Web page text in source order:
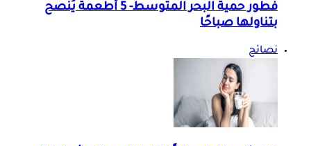
فطور حمية البحر المتوسط- 5 أطعمة يُنصح
بتناولها صباحًا
نصائح